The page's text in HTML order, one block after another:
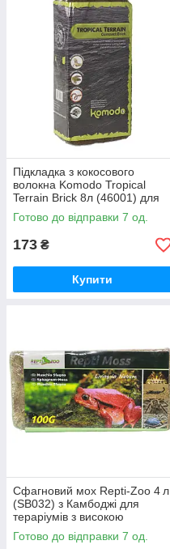
Підкладка з кокосового
волокна Komodo Tropical
Terrain Brick 8л (46001) для
тераріуму
Готово до відправки 7 од.
173 ₴
Купити
Сфагновий мох Repti-Zoo 4 л
(SB032) з Камбоджі для
тераріумів з високою
вологістю
Готово до відправки 7 од.